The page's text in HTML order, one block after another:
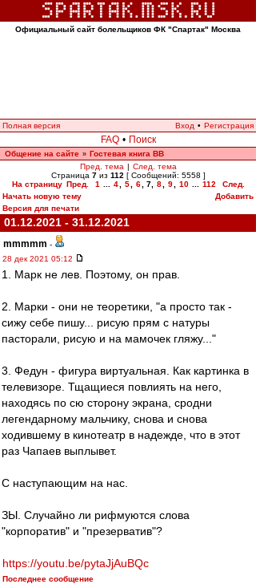
Официальный сайт болельщиков ФК "Спартак" Москва
Полная версия Вход • Регистрация
FAQ • Поиск
Общение на сайте » Гостевая книга ВВ
Пред. тема | След. тема
Страница 7из 112 [ Сообщений: 5558 ]
На страницу Пред. 1 4 5 6 7, 8 9 10 112
След.
Начать новую тему
Добавить
Версия для печати
01.12.2021 - 31.12.2021
mmmmm -
28 дек 2021 05:12
1. Марк не лев. Поэтому, он прав.
2. Марки - они не теоретики, "а просто так -
сижу себе пишу... рисую прям с натуры
пасторали, рисую и на мамочек гляжу..."
3. Федун - фигура виртуальная. Как картинка в
телевизоре. Тщащиеся повлиять на него,
находясь по сю сторону экрана, сродни
легендарному мальчику, снова и снова
ходившему в кинотеатр в надежде, что в этот
раз Чапаев выплывет.
С наступающим на нас.
ЗЫ. Случайно ли рифмуются слова
"корпоратив" и "презерватив"?
https://youtu.be/pytaJjAuBQc
Последнее сообщение